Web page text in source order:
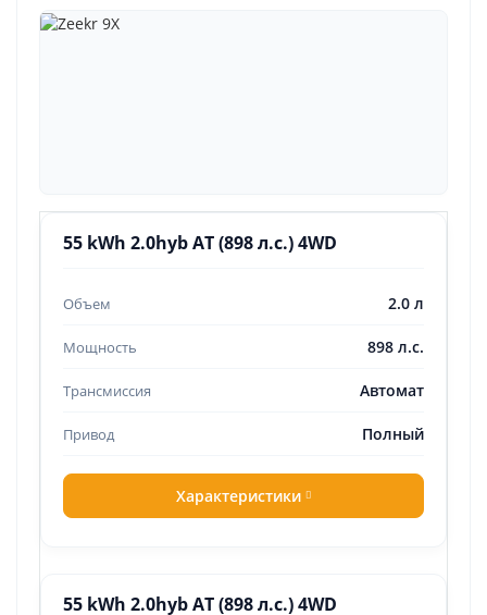
55 kWh 2.0hyb AT (898 л.с.) 4WD
2.0 л
898 л.с.
Автомат
Полный
Характеристики
55 kWh 2.0hyb AT (898 л.с.) 4WD